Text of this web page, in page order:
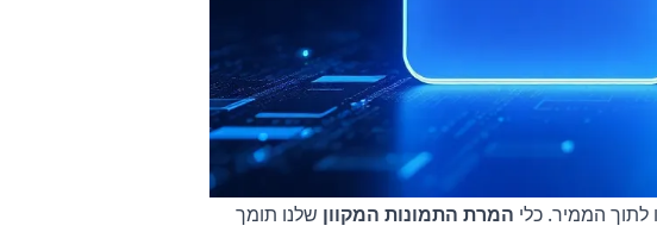
הממיר. כלי המרת התמונות המקוון שלנו תומך